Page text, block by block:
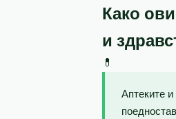
Како
и
💊
Аптеките